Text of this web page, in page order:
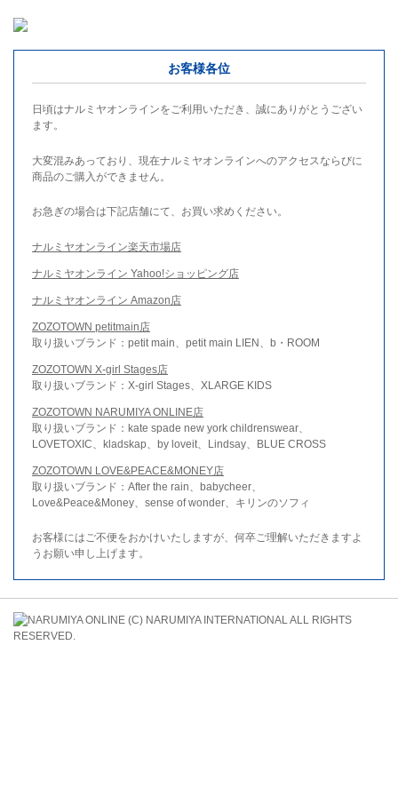
お客様各位
日頃はナルミヤオンラインをご利用いただき、誠にありがとうござい
ます。
大変混みあっており、現在ナルミヤオンラインへのアクセスならびに
商品のご購入ができません。
お急ぎの場合は下記店舗にて、お買い求めください。
ナルミヤオンライン楽天市場店
ナルミヤオンライン Yahoo!ショッピング店
ナルミヤオンライン Amazon店
ZOZOTOWN petitmain店
取り扱いブランド：petit main、petit main LIEN、b・ROOM
ZOZOTOWN X-girl Stages店
取り扱いブランド：X-girl Stages、XLARGE KIDS
ZOZOTOWN NARUMIYA ONLINE店
取り扱いブランド：kate spade new york childrenswear、
LOVETOXIC、kladskap、by loveit、Lindsay、BLUE CROSS
ZOZOTOWN LOVE&PEACE&MONEY店
取り扱いブランド：After the rain、babycheer、
Love&Peace&Money、sense of wonder、キリンのソフィ
お客様にはご不便をおかけいたしますが、何卒ご理解いただきますよ
うお願い申し上げます。